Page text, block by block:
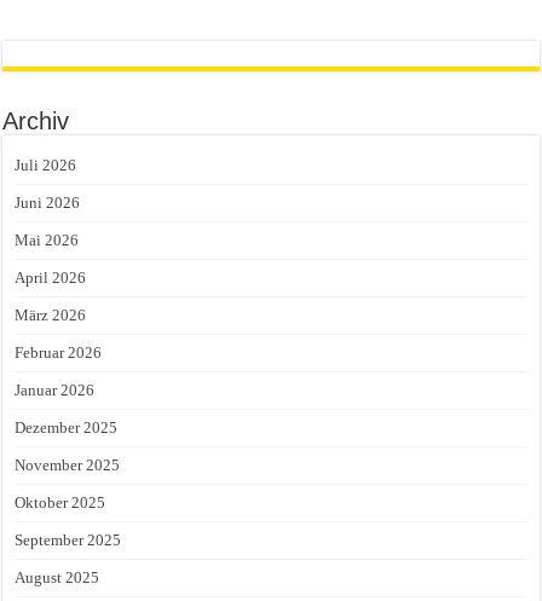
Archiv
Juli 2026
Juni 2026
Mai 2026
April 2026
März 2026
Februar 2026
Januar 2026
Dezember 2025
November 2025
Oktober 2025
September 2025
August 2025